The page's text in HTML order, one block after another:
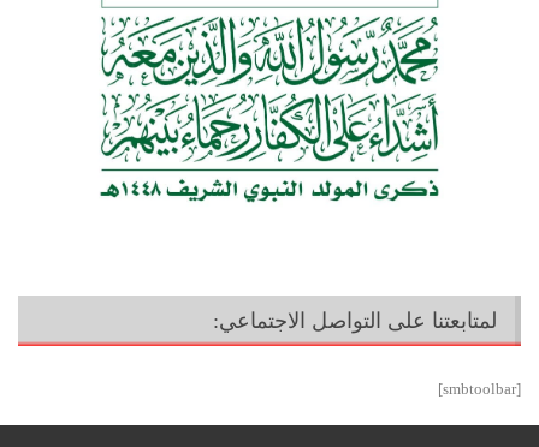
لمتابعتنا على التواصل الاجتماعي:
[smbtoolbar]